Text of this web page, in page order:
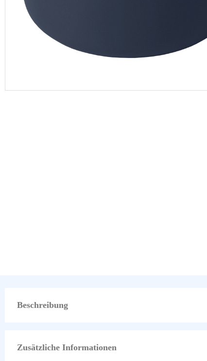
Beschreibung
Zusätzliche Informationen